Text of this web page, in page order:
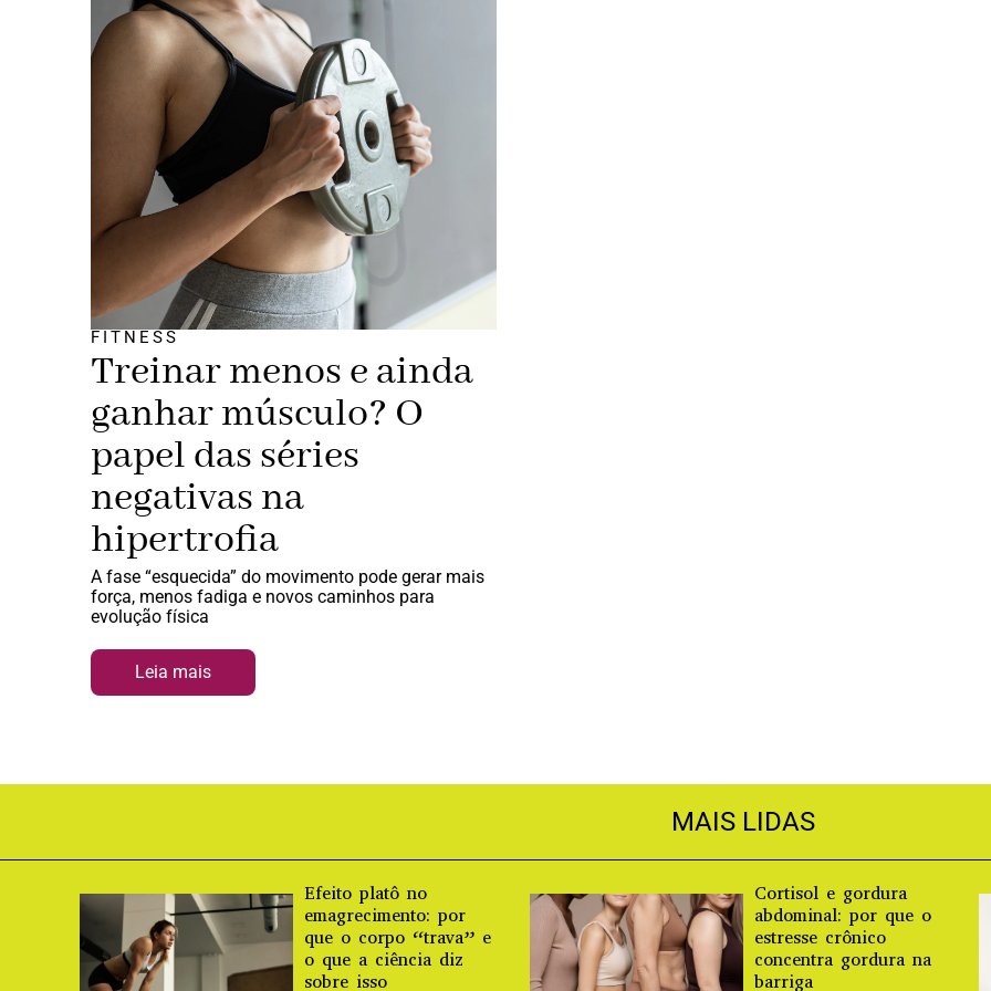
FITNESS
Treinar menos e ainda
ganhar músculo? O
papel das séries
negativas na
hipertrofia
A fase “esquecida” do movimento pode gerar mais
força, menos fadiga e novos caminhos para
evolução física
Leia mais
MAIS LIDAS
Efeito platô no
emagrecimento: por
que o corpo “trava” e
o que a ciência diz
sobre isso
Cortisol e gordura
abdominal: por que o
estresse crônico
concentra gordura na
barriga